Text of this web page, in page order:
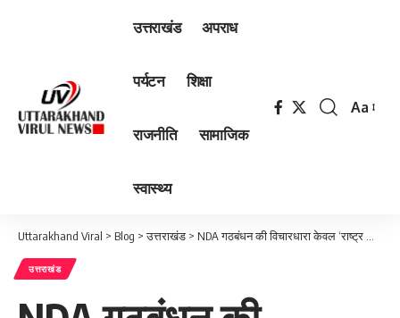
उत्तराखंड अपराध
पर्यटन शिक्षा
राजनीति सामाजिक
स्वास्थ्य
Font
Aa
Uttarakhand Viral > Blog >उत्तराखंड > NDA गठबंधन की विचारधारा केवल ‘राष्ट्र का विकास’ : महाराज
उत्तराखंड